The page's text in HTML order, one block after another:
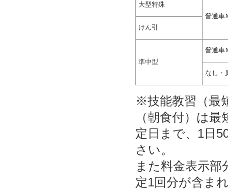
大型特殊
普通車
けん引
準中型
普通車
なし・
※技能教習（最
（朝食付）は
定日まで、1日
さい。
また料金表示
定1回分が含ま